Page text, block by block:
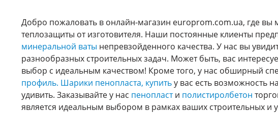
Добро пожаловать в онлайн-магазин europrom.com.ua, где вы
теплозащиты от изготовителя. Наши постоянные клиенты
минеральной ваты непревзойденного качества. У нас вы
разнообразных строительных задач. Может быть, вас
выбор с идеальным качеством! Кроме того, у нас обширный
профиль. Шарики пенопласта, купитьу вас есть возможность
удивить. Заказывайте у нас пенопласти полистиролбетон
является идеальным выбором в рамках ваших строительных и